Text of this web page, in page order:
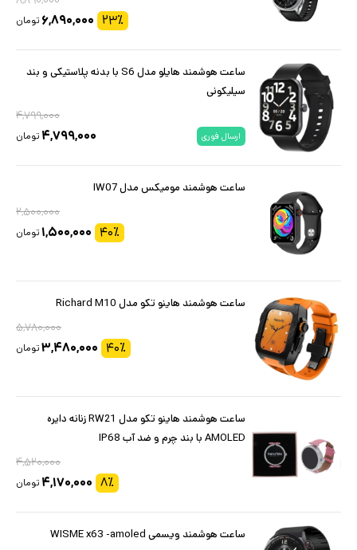
۲۳٪ ۶,۸۹۰,۰۰۰ تومان
ساعت هوشمند هایلو مدل S6 با بدنه پلاستیکی و بند
سیلیکونی
۴,۷۹۹,۰۰۰
ارسال فوری ۴,۷۹۹,۰۰۰ تومان
ساعت هوشمند مومیکس مدل IW07
۲,۵۰۰,۰۰۰
۴۰٪ ۱,۵۰۰,۰۰۰ تومان
ساعت هوشمند هاینو تکو مدل Richard M10
۵,۷۸۰,۰۰۰
۴۰٪ ۳,۴۸۰,۰۰۰تومان
ساعت هوشمند هاینو تکو مدل RW21 زنانه دایره
AMOLED با بند چرم و ضد آب IP68
۴,۵۲۰,۰۰۰
۸٪ ۴,۱۷۰,۰۰۰ تومان
ساعت هوشمند ویسمی WISME x63 -amoled